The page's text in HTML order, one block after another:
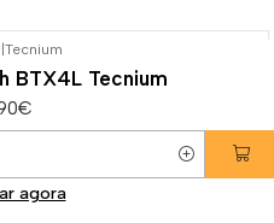
Tecnium
BTX4L Tecnium
agora